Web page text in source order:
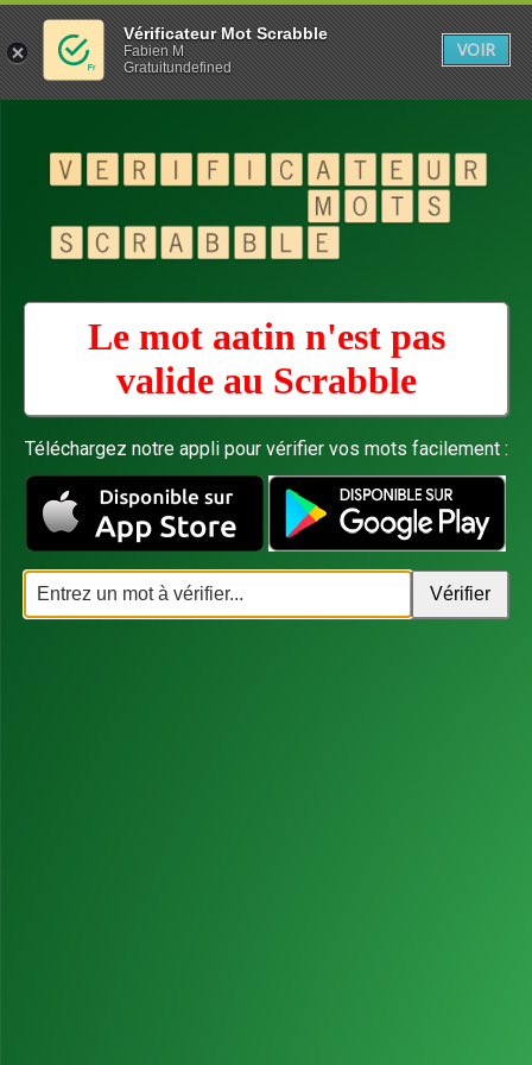
Le mot aatin n'est pas
valide au Scrabble
Téléchargez notre appli pour vérifier vos mots facilement :
Vérificateur Mot Scrabble
Fabien M
Gratuitundefined
VOIR